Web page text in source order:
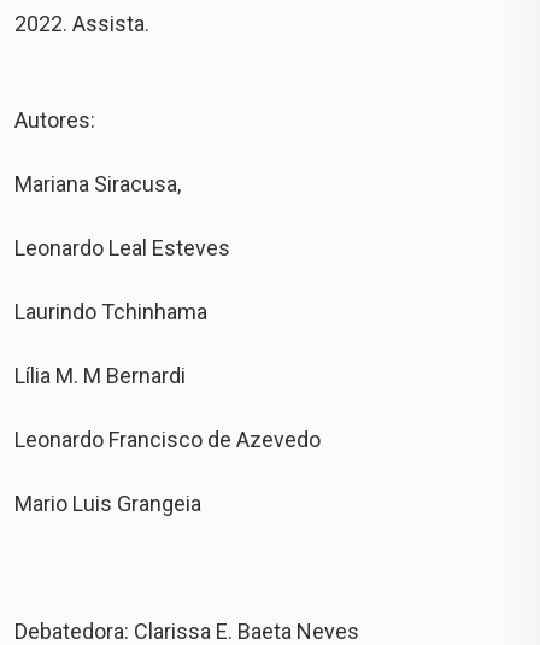
2022. Assista.
Autores:
Mariana Siracusa,
Leonardo Leal Esteves
Laurindo Tchinhama
Lília M. M Bernardi
Leonardo Francisco de Azevedo
Mario Luis Grangeia
Debatedora: Clarissa E. Baeta Neves